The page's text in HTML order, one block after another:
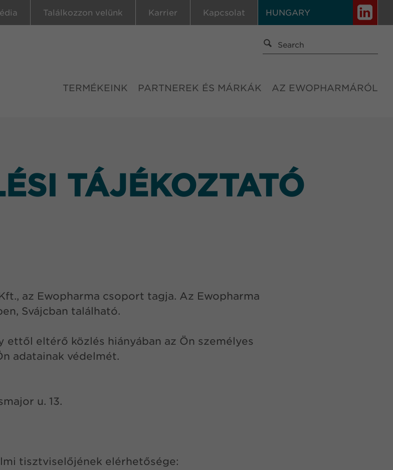
HUNGARY
Találkozzon velünk Karrier Kapcsolat
TERMÉKEINK PARTNEREK ÉS MÁRKÁK AZ EWOPHARMÁRÓL
TÁJÉKOZTATÓ
az Ewopharma csoport tagja. Az Ewopharma
Svájcban található.
ettől eltérő közlés hiányában az Ön személyes
adatainak védelmét.
u. 13.
tisztviselőjének elérhetősége: